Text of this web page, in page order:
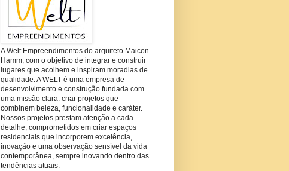
A Welt Empreendimentos do arquiteto Maicon
Hamm, com o objetivo de integrar e construir
lugares que acolhem e inspiram moradias de
qualidade. A WELT é uma empresa de
desenvolvimento e construção fundada com
uma missão clara: criar projetos que
combinem beleza, funcionalidade e caráter.
Nossos projetos prestam atenção a cada
detalhe, comprometidos em criar espaços
residenciais que incorporem excelência,
inovação e uma observação sensível da vida
contemporânea, sempre inovando dentro das
tendências atuais.